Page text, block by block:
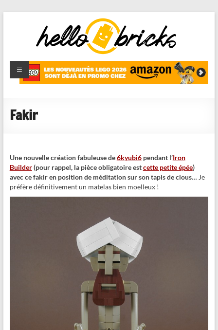
HelloBricks
Blog LEGO,
nouveaut�s
reviews
Fakir
Une nouvelle création fabuleuse de6kyubi6pendant l’Iron
Builder(pour rappel, la pièce obligatoire estcette petite épée)
avec ce fakir en position de méditation sur son tapis de clous… Je
préfère définitivement un matelas bien moelleux !